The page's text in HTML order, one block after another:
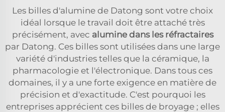
Les billes d'alumine de Datong sont votre choix
idéal lorsque le travail doit être attaché très
précisément, avec alumine dans les réfractaires
par Datong. Ces billes sont utilisées dans une large
variété d'industries telles que la céramique, la
pharmacologie et l'électronique. Dans tous ces
domaines, il y a une forte exigence en matière de
précision et d'exactitude. C'est pourquoi les
entreprises apprécient ces billes de broyage ; elles